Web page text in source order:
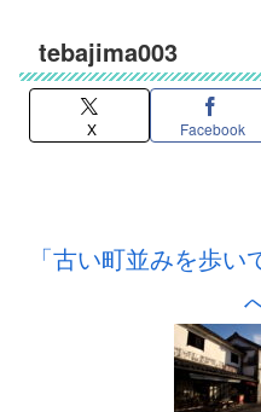
tebajima003
X Facebook
「古い町並みを歩